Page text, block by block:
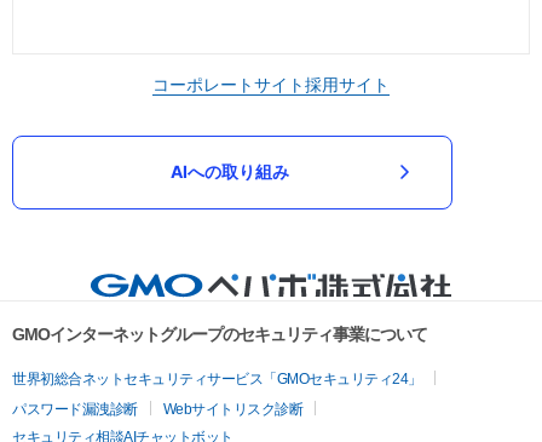
コーポレートサイト採用サイト
AIへの取り組み
GMOインターネットグループのセキュリティ事業について
世界初総合ネットセキュリティサービス「GMOセキュリティ24」
パスワード漏洩診断
Webサイトリスク診断
セキュリティ相談AIチャットボット